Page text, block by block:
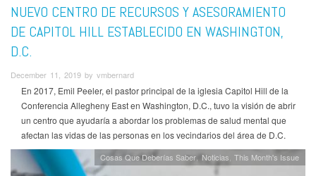
NUEVO CENTRO DE RECURSOS Y ASESORAMIENTO
DE CAPITOL HILL ESTABLECIDO EN WASHINGTON,
D.C.
December 11, 2019 by vmbernard
En 2017, Emil Peeler, el pastor principal de la iglesia Capitol Hill de la
Conferencia Allegheny East en Washington, D.C., tuvo la visión de abrir
un centro que ayudaría a abordar los problemas de salud mental que
afectan las vidas de las personas en los vecindarios del área de D.C.
Cosas Que Deberías Saber Noticias This Month's Issue